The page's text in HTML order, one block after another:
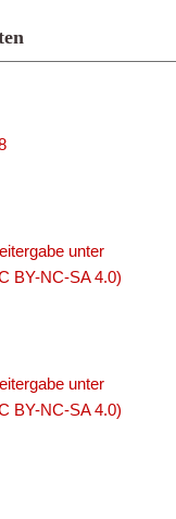
unter
BY-NC-SA 4.0)
unter
BY-NC-SA 4.0)